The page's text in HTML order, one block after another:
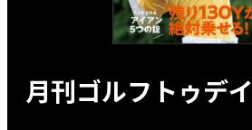
月刊ゴルフトゥデイ